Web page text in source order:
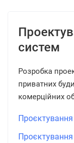
систем
Розробка
приватних
комерційних
Проєктування